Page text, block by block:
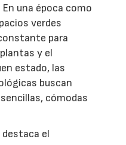
una época como
verdes
para
y el
estado, las
buscan
cómodas
destaca el